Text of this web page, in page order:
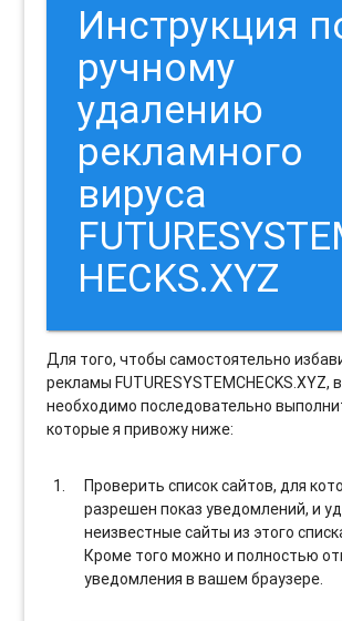
Инструкция
ручному
удалению
рекламного
вируса
HECKS.XYZ
Для того, чтобы самостоятельно
рекламы FUTURESYSTEMCHECKS.XYZ,
необходимо последовательно
которые я привожу ниже:
Проверить список сайтов, для
разрешен показ уведомлений, и
неизвестные сайты из этого
Кроме того можно и полностью
уведомления в вашем браузере.